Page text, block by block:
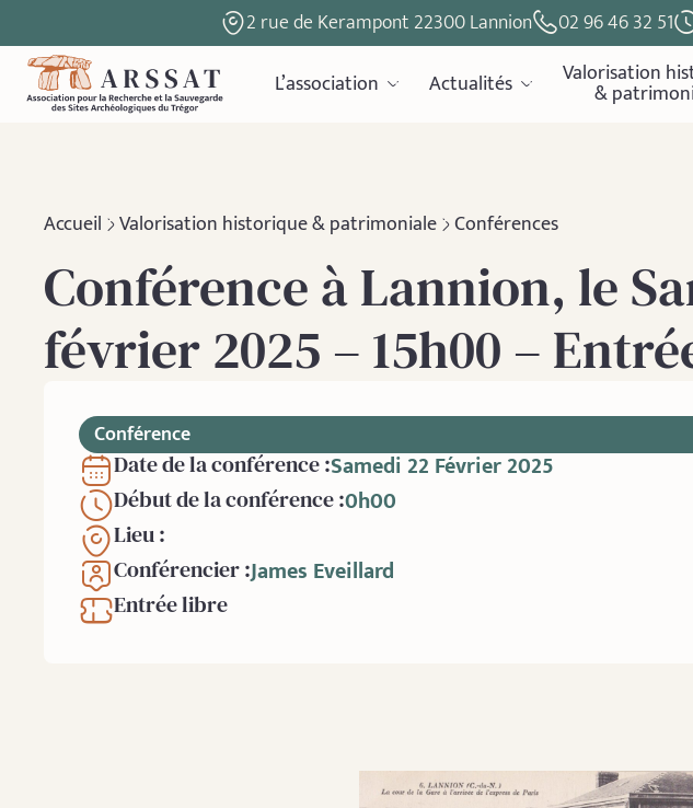
2 rue de Kerampont 22300 Lannion 02 96 46 32 51
L’association
Actualités Valorisation
&
Accueil Valorisation historique & patrimoniale Conférences
Conférence à Lannion, le
février 2025 – 15h00 –
Conférence
Date de la conférence :Samedi 22 Février 2025
Début de la conférence :0h00
Lieu :
Conférencier :James Eveillard
Entrée libre